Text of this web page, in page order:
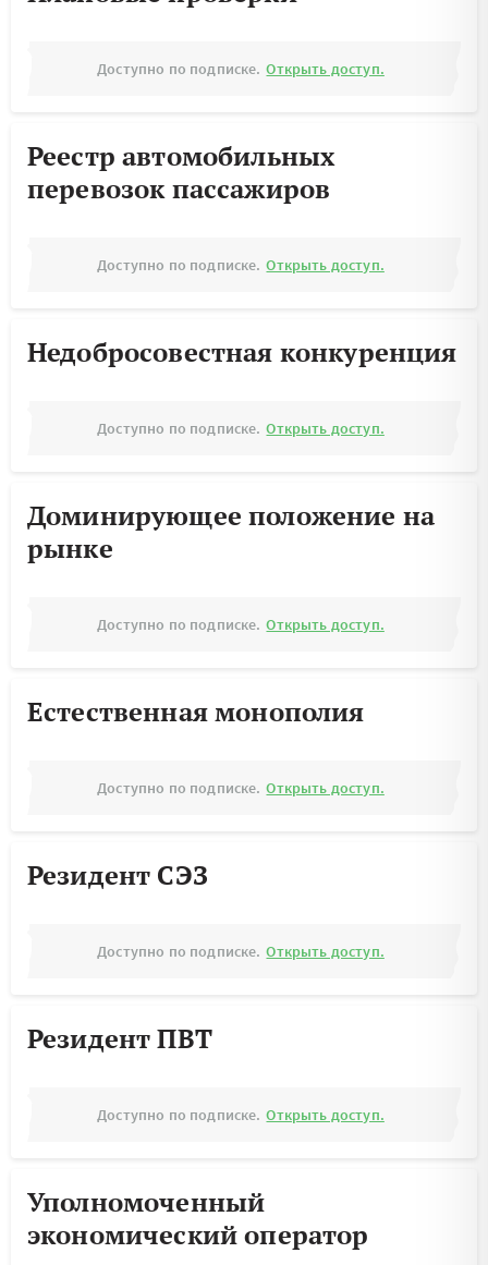
Доступно по подписке. Открыть доступ.
Реестр автомобильных
перевозок пассажиров
Доступно по подписке. Открыть доступ.
Недобросовестная конкуренция
Доступно по подписке. Открыть доступ.
Доминирующее положение на
рынке
Доступно по подписке. Открыть доступ.
Естественная монополия
Доступно по подписке. Открыть доступ.
Резидент СЭЗ
Доступно по подписке. Открыть доступ.
Резидент ПВТ
Доступно по подписке. Открыть доступ.
Уполномоченный
экономический оператор